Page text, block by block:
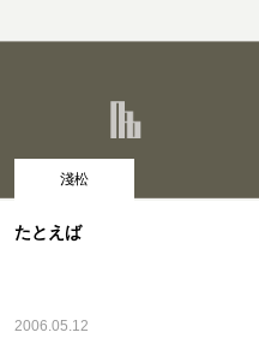
淺松
たとえば
2006.05.12